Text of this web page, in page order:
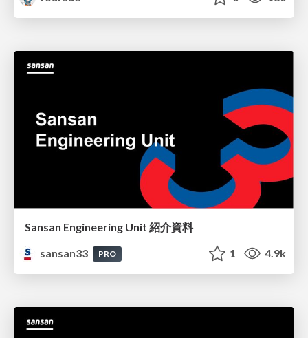
Sansan Engineering Unit 紹介資料
sansan33
PRO 1 4.9k